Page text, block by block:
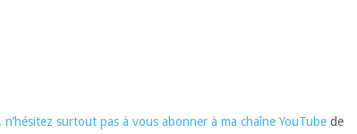
n’hésitez surtout pas à vous abonner à ma chaîne YouTubede